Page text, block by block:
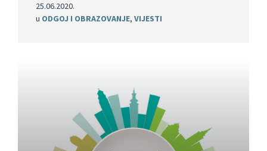
25.06.2020.
u ODGOJ I OBRAZOVANJE, VIJESTI